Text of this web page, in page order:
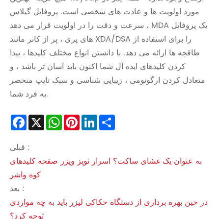
مورد اولویت ها و عادت های شخصی است. پروفایل گیلاس
سرعت و دقت را در اولویت قرار می دهد ، MDA یک پروفایل
های پری ، پر از کاتر مانند XDA/DSA را برای استفاده از
طاقچه ها ارائه می دهد. با دانستن انواع مختلف کلیدها ، پیدا
کردن کلیدهای ایده آل شما اکنون باید آسان تر باشد ، و
متعادل کردن ارگونومی ، زیبایی شناسی و سبک تایپ منحصر
به فرد شما.
Facebook
X WhatsApp
PinterestLinkedIn
قبلی :
به عنوان یک غشای ساکت؟ اسرار نویز ویزر صفحه کلیدهای
کوه واشر
بعد :
در حین بهره برداری از دستگاه حکاکی لیزر باید به چه مواردی
توجه کرد؟